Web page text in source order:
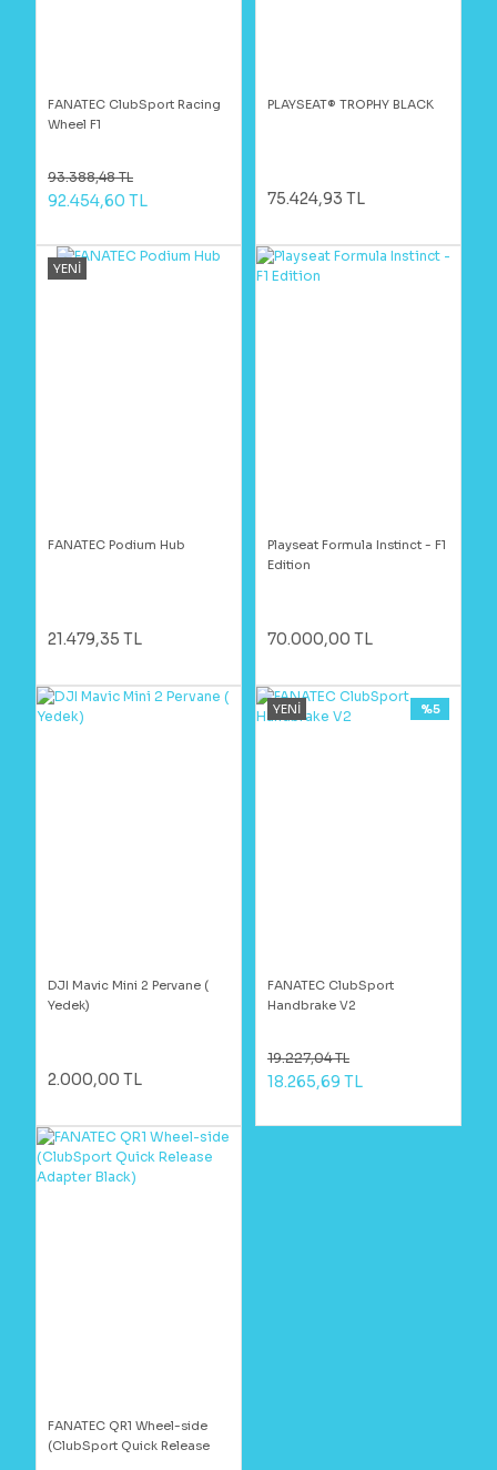
FANATEC ClubSport Racing
Wheel F1
93.388,48 TL
92.454,60 TL
PLAYSEAT® TROPHY BLACK
75.424,93 TL
YENİ
FANATEC Podium Hub
21.479,35 TL
Playseat Formula Instinct - F1
Edition
70.000,00 TL
DJI Mavic Mini 2 Pervane (
Yedek)
2.000,00 TL
YENİ
FANATEC ClubSport
Handbrake V2
%5
19.227,04 TL
18.265,69 TL
FANATEC QR1 Wheel-side
(ClubSport Quick Release